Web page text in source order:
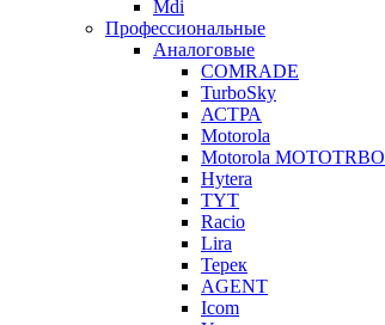
Mdi
Профессиональные
Аналоговые
COMRADE
TurboSky
АСТРА
Motorola
Motorola MOTOTRBO
Hytera
TYT
Racio
Lira
Терек
AGENT
Icom